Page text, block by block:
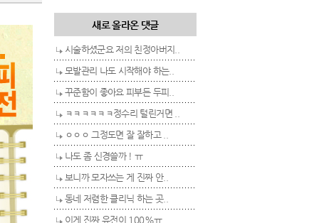
새로 올라온 댓글
시술하셨군요 저의 친정아버지..
모발관리 나도 시작해야 하는..
꾸준함이 좋아요 피부든 두피..
ㅋㅋㅋㅋㅋㅋ정수리 털린거면 ..
ㅇㅇㅇ 그정도면 잘 잘하고 ..
나도 좀 신경쓸까 ! ㅠ
보니까 모자쓰는 게 진짜 안..
동네 저렴한 클리닉 하는 곳..
이게 진짜 유전이 100%ㅠ